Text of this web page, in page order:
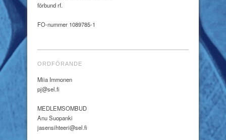
förbund rf.
FO-nummer 1089785-1
ORDFÖRANDE
Miia Immonen
pj@sel.fi
MEDLEMSOMBUD
Anu Suopanki
jasensihteeri@sel.fi